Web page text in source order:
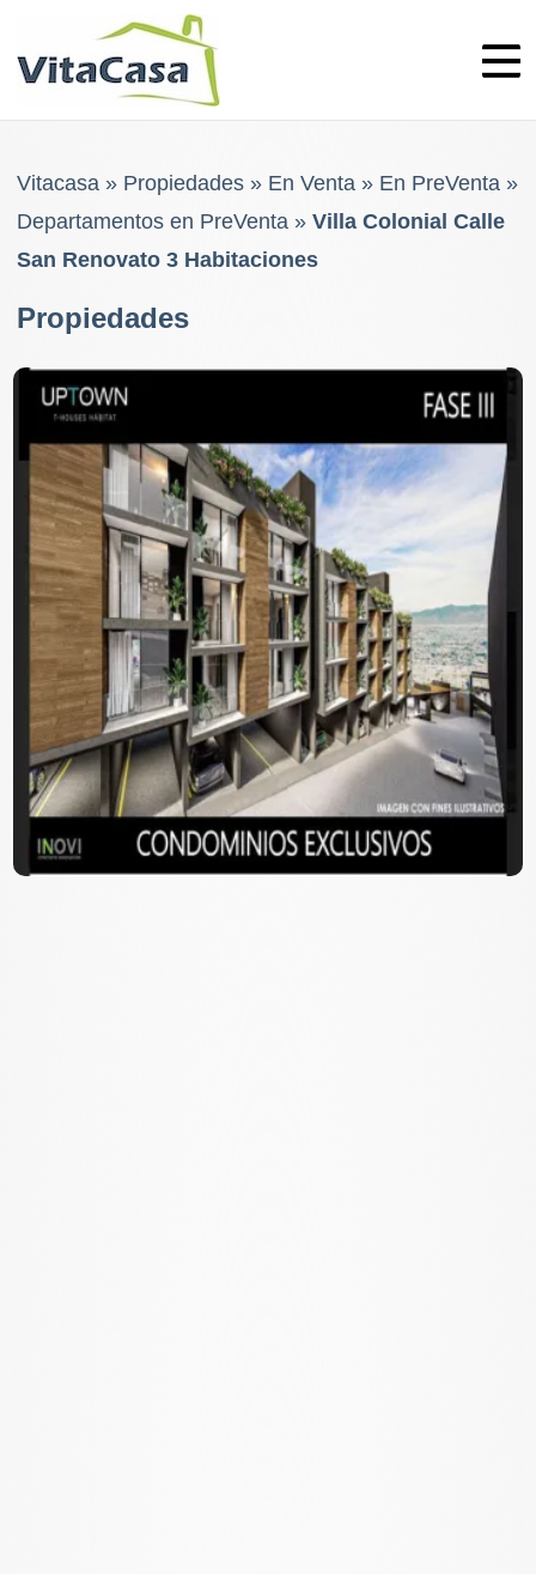
Vitacasa» Propiedades» En Venta» En PreVenta»
Departamentos en PreVenta» Villa Colonial Calle
San Renovato 3 Habitaciones
Propiedades